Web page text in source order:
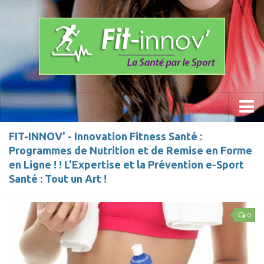
Accueil
La Méthode
Les Programmes » Fit-innov «
Prévention du mal de dos
Calisthenics Work Out
FIT-INNOV' - Innovation Fitness Santé :
Programmes de Nutrition et de Remise en Forme
en Ligne ! ! L'Expertise et la Prévention e-Sport
Santé : Tout un Art !
0